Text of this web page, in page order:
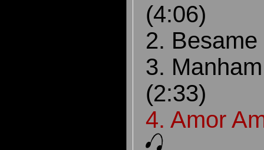
(4:06)
2.
3.
(2:33)
4. Amor